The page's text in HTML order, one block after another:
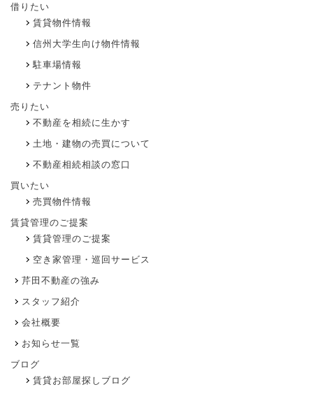
借りたい
賃貸物件情報
信州大学生向け物件情報
駐車場情報
テナント物件
売りたい
不動産を相続に生かす
土地・建物の売買について
不動産相続相談の窓口
買いたい
売買物件情報
賃貸管理のご提案
賃貸管理のご提案
空き家管理・巡回サービス
芹田不動産の強み
スタッフ紹介
会社概要
お知らせ一覧
ブログ
賃貸お部屋探しブログ